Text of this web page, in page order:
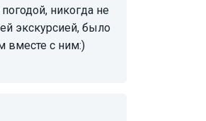
никогда не
экскурсией, было
вместе с ним:)